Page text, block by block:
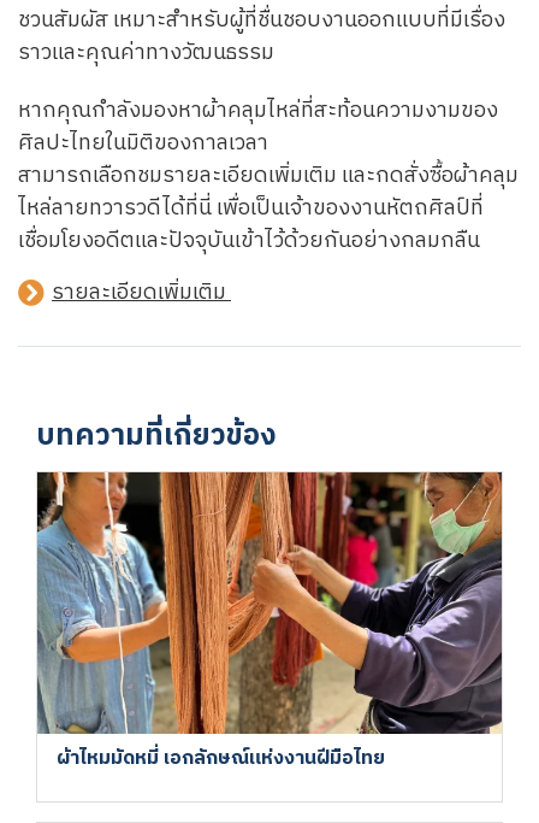
ชวนสัมผัส เหมาะสำหรับผู้ที่ชื่นชอบงานออกแบบที่มีเรื่อง
ราวและคุณค่าทางวัฒนธรรม
หากคุณกำลังมองหาผ้าคลุมไหล่ที่สะท้อนความงามของ
ศิลปะไทยในมิติของกาลเวลา
สามารถเลือกชมรายละเอียดเพิ่มเติม และกดสั่งซื้อผ้าคลุม
ไหล่ลายทวารวดีได้ที่นี่ เพื่อเป็นเจ้าของงานหัตถศิลป์ที่
เชื่อมโยงอดีตและปัจจุบันเข้าไว้ด้วยกันอย่างกลมกลืน
รายละเอียดเพิ่มเติม
บทความที่เกี่ยวข้อง
ผ้าไหมมัดหมี่ เอกลักษณ์แห่งงานฝีมือไทย